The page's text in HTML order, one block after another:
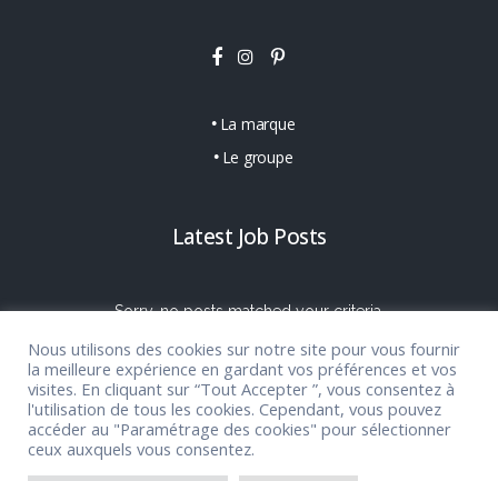
La marque
Le groupe
Latest Job Posts
Sorry, no posts matched your criteria.
Nous utilisons des cookies sur notre site pour vous fournir
la meilleure expérience en gardant vos préférences et vos
visites. En cliquant sur “Tout Accepter ”, vous consentez à
l'utilisation de tous les cookies. Cependant, vous pouvez
accéder au "Paramétrage des cookies" pour sélectionner
ceux auxquels vous consentez.